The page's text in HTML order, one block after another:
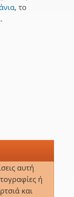
, το
.
αυτή
ή
και